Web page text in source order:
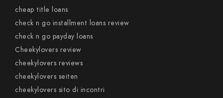
cheap title loans
check n go installment loans review
check n go payday loans
Cheekylovers review
cheekylovers reviews
cheekylovers seiten
cheekylovers sito di incontri